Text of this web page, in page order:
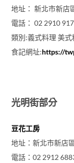
地址： 新北市新店
電話： 02 2910
類別:義式料理 美式
食記網址:https://
光明街部分
豆花工房
地址：新北市新店
電話：02 2912